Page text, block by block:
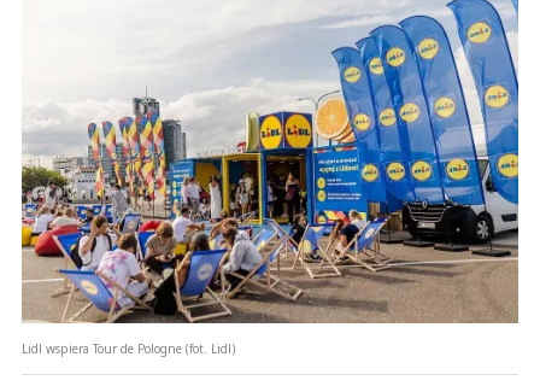
Lidl wspiera Tour de Pologne (fot. Lidl)